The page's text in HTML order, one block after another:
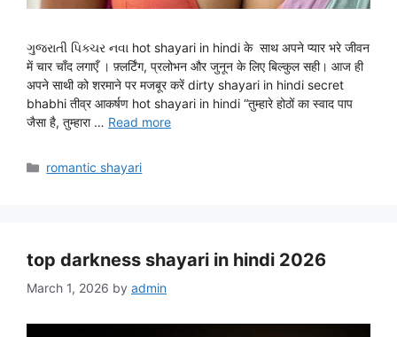
ગુજરાતી પિક્ચર નવા hot shayari in hindi के साथ अपने प्यार भरे जीवन
में चार चाँद लगाएँ । फ़्लर्टिंग, प्रलोभन और जुनून के लिए बिल्कुल सही। आज ही
अपने साथी को शरमाने पर मजबूर करें dirty shayari in hindi secret
bhabhi तीव्र आकर्षण hot shayari in hindi “तुम्हारे होठों का स्वाद पाप
जैसा है, तुम्हारा … Read more
Categories
romantic shayari
top darkness shayari in hindi 2026
March 1, 2026 by admin